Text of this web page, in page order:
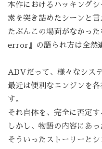
本作におけるハッキング
素を突き詰めたシーンと言
たぶんこの場面がなかっ
error』の語られ方は全然
ADVだって、様々なシス
最近は便利なエンジンを
す。
それ自体を、完全に否定
しかし、物語の内容にあ
そういったストーリーと